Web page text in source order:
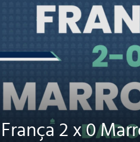
França 2 x 0